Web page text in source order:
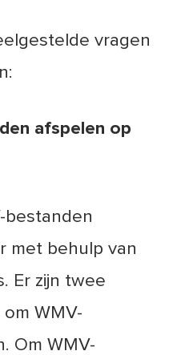
vragen
afspelen op
bestanden
met behulp van
Er zijn twee
WMV-
Om WMV-